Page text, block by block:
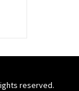
reserved.